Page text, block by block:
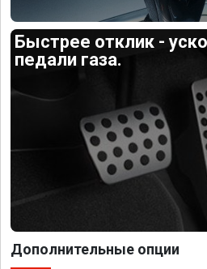
Быстрее отклик -
педали газа.
Дополнительные опции